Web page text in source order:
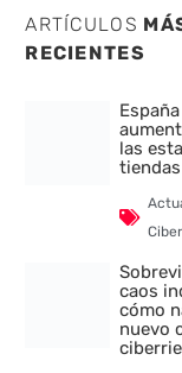
ARTÍCULOS
RECIENTES
las
caos
cómo
nuevo